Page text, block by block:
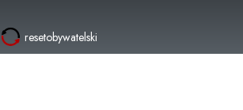
resetobywatelski